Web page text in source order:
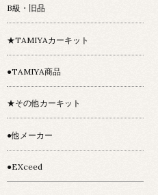
B級・旧品
★TAMIYAカーキット
●TAMIYA商品
★その他カーキット
●他メーカー
●EXceed